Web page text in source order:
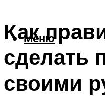
Меню
Как
сделать
своими